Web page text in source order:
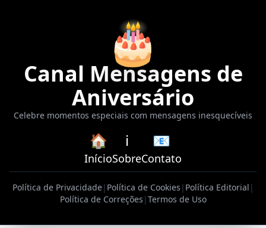
🎂
Canal Mensagens de
Aniversário
Celebre momentos especiais com mensagens inesquecíveis
🏠
Início
ℹ️
Sobre
📧
Contato
Política de Privacidade| Política de Cookies | Política Editorial |
Política de Correções |Termos de Uso